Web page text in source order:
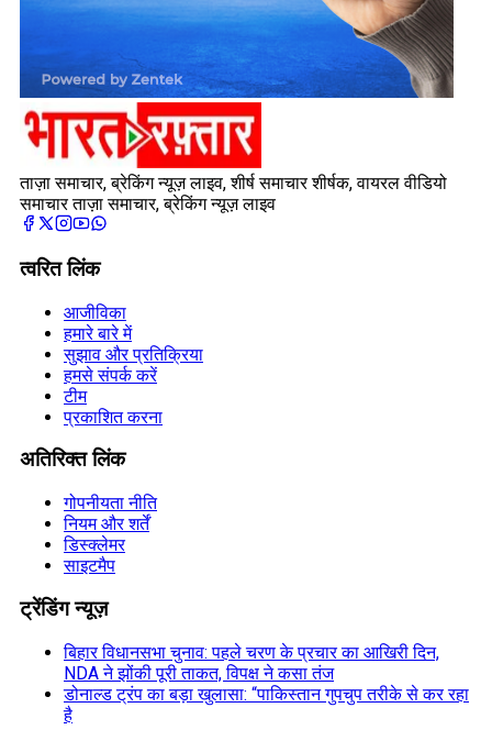
ताज़ा समाचार, ब्रेकिंग न्यूज़ लाइव, शीर्ष समाचार शीर्षक, वायरल वीडियो
समाचार ताज़ा समाचार, ब्रेकिंग न्यूज़ लाइव
त्वरित लिंक
आजीविका
हमारे बारे में
सुझाव और प्रतिक्रिया
हमसे संपर्क करें
टीम
प्रकाशित करना
अतिरिक्त लिंक
गोपनीयता नीति
नियम और शर्तें
डिस्क्लेमर
साइटमैप
ट्रेंडिंग न्यूज़
बिहार विधानसभा चुनाव: पहले चरण के प्रचार का आखिरी दिन,
NDA ने झोंकी पूरी ताकत, विपक्ष ने कसा तंज
डोनाल्ड ट्रंप का बड़ा खुलासा: “पाकिस्तान गुपचुप तरीके से कर रहा
है